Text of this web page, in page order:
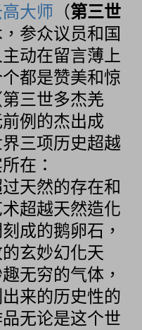
高大师 （第三世
参众议员和国
动在留言薄上
都是赞美和惊
三世多杰羌
例的杰出成
三项历史超越
在：
天然的存在和
超越天然造化
成的鹅卵石，
玄妙幻化天
无穷的气体，
来的历史性的
无论是这个世